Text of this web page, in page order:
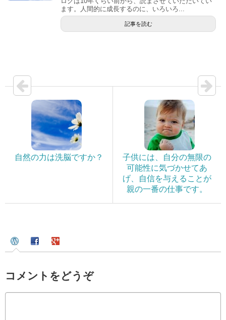
ます。人間的に成長するのに、いろいろ...
記事を読む
自然の力は洗脳ですか？
子供には、自分の無限の
可能性に気づかせてあ
げ、自信を与えることが
親の一番の仕事です。
コメントをどうぞ